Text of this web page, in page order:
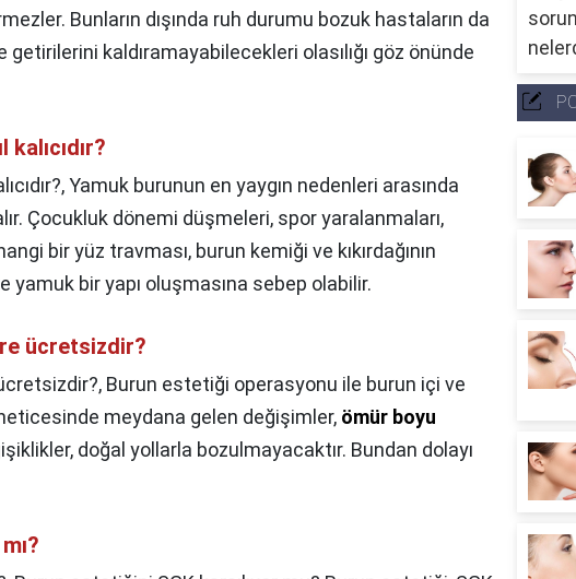
Bunların dışında ruh durumu bozuk hastaların da
getirilerini kaldıramayabilecekleri olasılığı göz önünde
Yamuk burunun en yaygın nedenleri arasında
Çocukluk dönemi düşmeleri, spor yaralanmaları,
bir yüz travması, burun kemiği ve kıkırdağının
yamuk bir yapı oluşmasına sebep olabilir.
ücretsizdir?
Burun estetiği operasyonu ile burun içi ve
meydana gelen değişimler, ömür boyu
doğal yollarla bozulmayacaktır. Bundan dolayı